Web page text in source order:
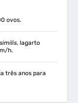
ovos.
, lagarto
h.
três anos para